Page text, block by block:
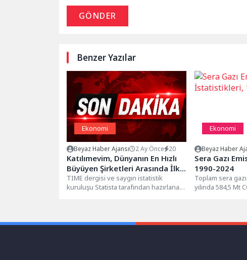
GÖNDER
Benzer Yazılar
Ekonomi
Beyaz Haber Ajansı 2 Ay Önce 20
Katılımevim, Dünyanın En Hızlı
Büyüyen Şirketleri Arasında İlk
50’de.
TIME dergisi ve saygın istatistik
kuruluşu Statista tarafından hazırlanan
Ekonomi
Beyaz Haber
Sera Gazı
1990-2024
Toplam sera
yılında 584,5 Mt